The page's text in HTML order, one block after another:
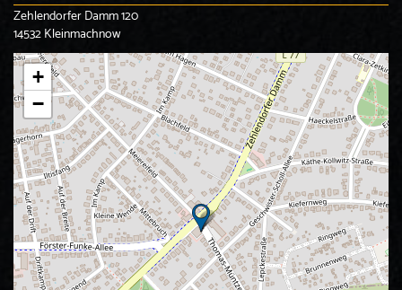
Zehlendorfer Damm 120
14532 Kleinmachnow
+
−